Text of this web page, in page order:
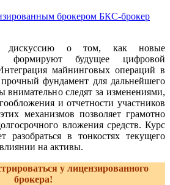
брокером БКС-брокер
дискуссию о том, как новые
формируют будущее цифровой
майнинговых операций в
прочный фундамент для дальнейшего
внимательно следят за изменениями,
и отчетности участников
механизмов позволяет грамотно
вложения средств. Курс
разобраться в тонкостях текущего
влиянии на активы.
у лицензированного
брокера!